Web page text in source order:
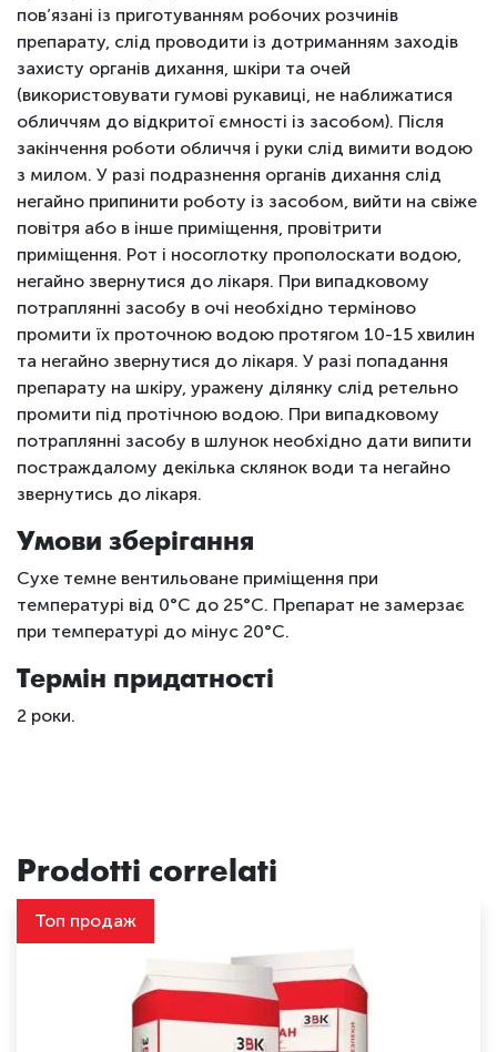
пов’язані із приготуванням робочих розчинів
препарату, слід проводити із дотриманням заходів
захисту органів дихання, шкіри та очей
(використовувати гумові рукавиці, не наближатися
обличчям до відкритої ємності із засобом). Після
закінчення роботи обличчя і руки слід вимити водою
з милом. У разі подразнення органів дихання слід
негайно припинити роботу із засобом, вийти на свіже
повітря або в інше приміщення, провітрити
приміщення. Рот і носоглотку прополоскати водою,
негайно звернутися до лікаря. При випадковому
потраплянні засобу в очі необхідно терміново
промити їх проточною водою протягом 10-15 хвилин
та негайно звернутися до лікаря. У разі попадання
препарату на шкіру, уражену ділянку слід ретельно
промити під протічною водою. При випадковому
потраплянні засобу в шлунок необхідно дати випити
постраждалому декілька склянок води та негайно
звернутись до лікаря.
Умови зберігання
Сухе темне вентильоване приміщення при
температурі від 0°С до 25°С. Препарат не замерзає
при температурі до мінус 20°С.
Термін придатності
2 роки.
Prodotti correlati
Топ продаж